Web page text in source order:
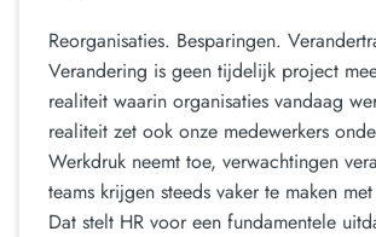
Reorganisaties. Besparingen.
Verandering is geen tijdelijk project
realiteit waarin organisaties vandaag
realiteit zet ook onze medewerkers
Werkdruk neemt toe, verwachtingen
teams krijgen steeds vaker te maken
Dat stelt HR voor een fundamentele